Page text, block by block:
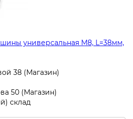
универсальная M8, L=38мм,
38 (Магазин)
50 (Магазин)
склад